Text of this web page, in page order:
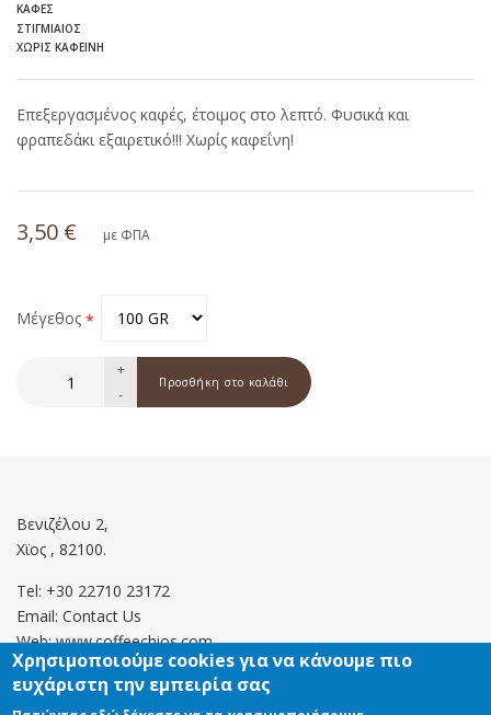
ΚΑΦΈΣ
ΣΤΙΓΜΙΑΊΟΣ
ΧΩΡΊΣ ΚΑΦΕΊΝΗ
Επεξεργασμένος καφές, έτοιμος στο λεπτό. Φυσικά και
φραπεδάκι εξαιρετικό!!! Χωρίς καφεΐνη!
3,50 € με ΦΠΑ
Μέγεθος
-
+
Βενιζέλου 2,
Χϊος , 82100.
Tel: +30 22710 23172
Email: Contact Us
Web: www.coffeechios.com
Χρησιμοποιούμε cookies για να κάνουμε πιο
ευχάριστη την εμπειρία σας